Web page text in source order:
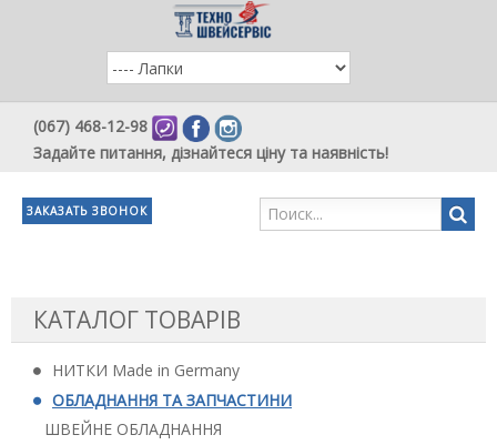
(067) 468-12-98
Задайте питання, дізнайтеся ціну та наявність!
ЗАКАЗАТЬ ЗВОНОК
КАТАЛОГ ТОВАРІВ
НИТКИ Made in Germany
ОБЛАДНАННЯ ТА ЗАПЧАСТИНИ
ШВЕЙНЕ ОБЛАДНАННЯ